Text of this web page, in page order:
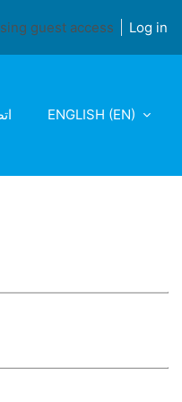
guest access Log in
ENGLISH ‎(EN)‎